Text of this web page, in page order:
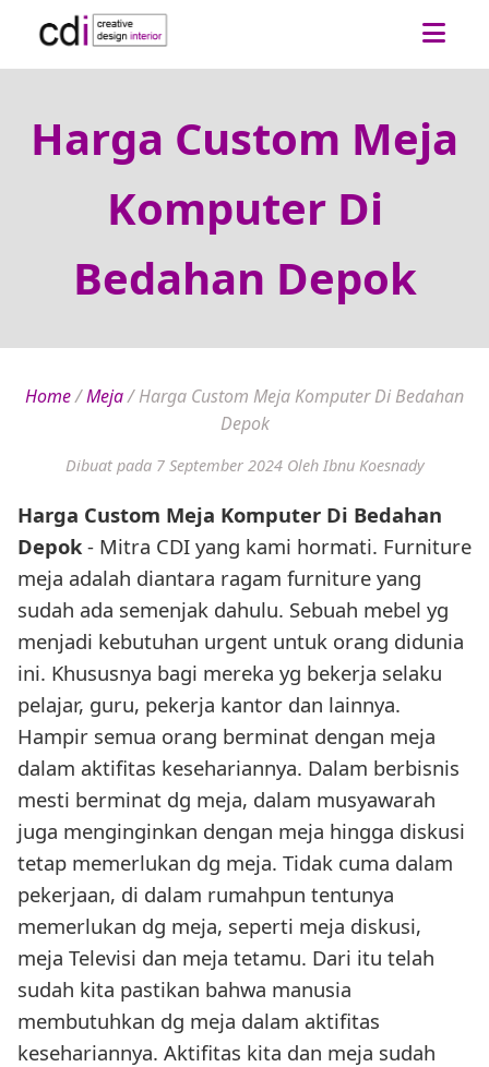
Harga Custom Meja
Komputer Di
Bedahan Depok
Home/Meja/Harga Custom Meja Komputer Di Bedahan
Depok
Dibuat pada 7 September 2024 Oleh Ibnu Koesnady
Harga Custom Meja Komputer Di Bedahan
Depok - Mitra CDI yang kami hormati. Furniture
meja adalah diantara ragam furniture yang
sudah ada semenjak dahulu. Sebuah mebel yg
menjadi kebutuhan urgent untuk orang didunia
ini. Khususnya bagi mereka yg bekerja selaku
pelajar, guru, pekerja kantor dan lainnya.
Hampir semua orang berminat dengan meja
dalam aktifitas kesehariannya. Dalam berbisnis
mesti berminat dg meja, dalam musyawarah
juga menginginkan dengan meja hingga diskusi
tetap memerlukan dg meja. Tidak cuma dalam
pekerjaan, di dalam rumahpun tentunya
memerlukan dg meja, seperti meja diskusi,
meja Televisi dan meja tetamu. Dari itu telah
sudah kita pastikan bahwa manusia
membutuhkan dg meja dalam aktifitas
kesehariannya. Aktifitas kita dan meja sudah